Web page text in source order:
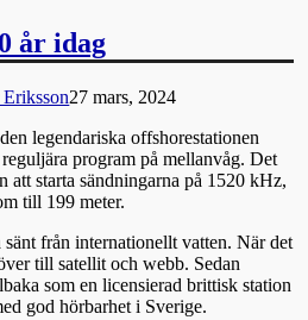
år idag
Eriksson27 mars, 2024
legendariska offshorestationen
program på mellanvåg. Det
att starta sändningarna på 1520 kHz,
till 199 meter.
från internationellt vatten. När det
till satellit och webb. Sedan
som en licensierad brittisk station
god hörbarhet i Sverige.